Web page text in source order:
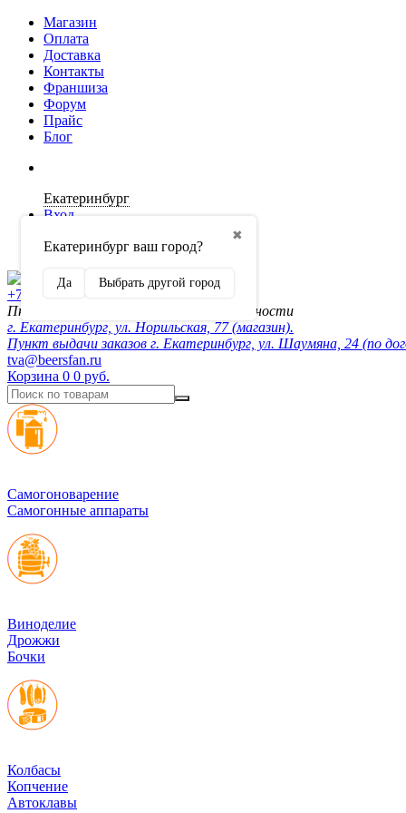
Магазин
Оплата
Доставка
Контакты
Франшиза
Форум
Прайс
Блог
Екатеринбург
✖
Екатеринбург ваш город?
Да Выбрать другой город
Вход
Регистрация
+7 (902) 872-54-70
Пн-Пт 10:00-20:00, сб-вск по договорённости
г. Екатеринбург, ул. Норильская, 77 (магазин).
Пункт выдачи заказов г. Екатеринбург, ул. Шаумяна, 24 (по
tva@beersfan.ru
Корзина 0 0 руб.
Cамогоноварение
Самогонные аппараты
Виноделие
Дрожжи
Бочки
Колбасы
Копчение
Автоклавы